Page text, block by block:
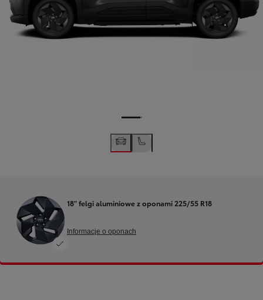
18" felgi aluminiowe z oponami 225/55 R18
Informacje o oponach